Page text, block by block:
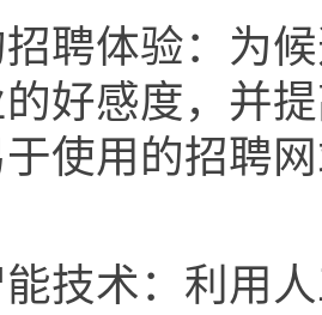
聘体验：为
好感度，并
使用的招聘
技术：利用